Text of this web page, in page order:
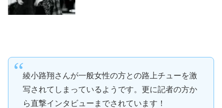
綾小路翔さんが一般女性の方との路上チューを激
写されてしまっているようです。更に記者の方か
ら直撃インタビューまでされています！